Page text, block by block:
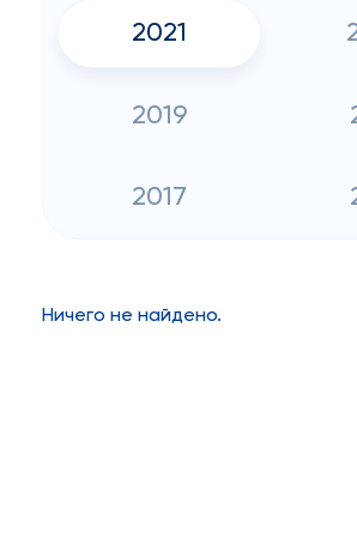
2021
2019
2017
Ничего не найдено.